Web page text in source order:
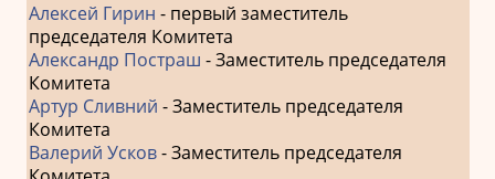
Алексей Гирин - первый заместитель
председателя Комитета
Александр Постраш - Заместитель председателя
Комитета
Артур Сливний - Заместитель председателя
Комитета
Валерий Усков- Заместитель председателя